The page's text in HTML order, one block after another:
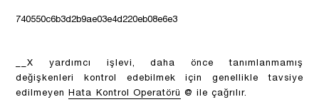
740550c6b3d2b9ae03e4d220eb08e6e3
__X yardımcı işlevi, daha önce tanımlanmamış
değişkenleri kontrol edebilmek için genellikle tavsiye
edilmeyenHata Kontrol Operatörü @ ile çağrılır.